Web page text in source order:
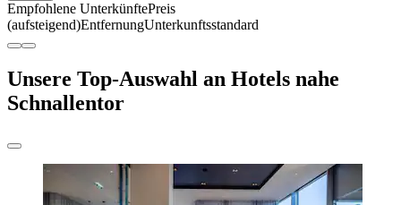
Empfohlene UnterkünftePreis
(aufsteigend)EntfernungUnterkunftsstandard
Unsere Top-Auswahl an Hotels nahe
Schnallentor